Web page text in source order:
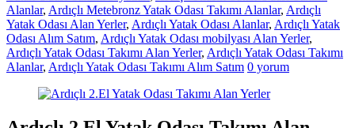
Alanlar, Ardıçlı Metebronz Yatak Odası Takımı Alanlar, Ardıçlı
Yatak Odası Alan Yerler, Ardıçlı Yatak Odası Alanlar, Ardıçlı Yatak
Odası Alım Satım, Ardıçlı Yatak Odası mobilyası Alan Yerler,
Ardıçlı Yatak Odası Takımı Alan Yerler, Ardıçlı Yatak Odası Takımı
Alanlar, Ardıçlı Yatak Odası Takımı Alım Satım 0 yorum